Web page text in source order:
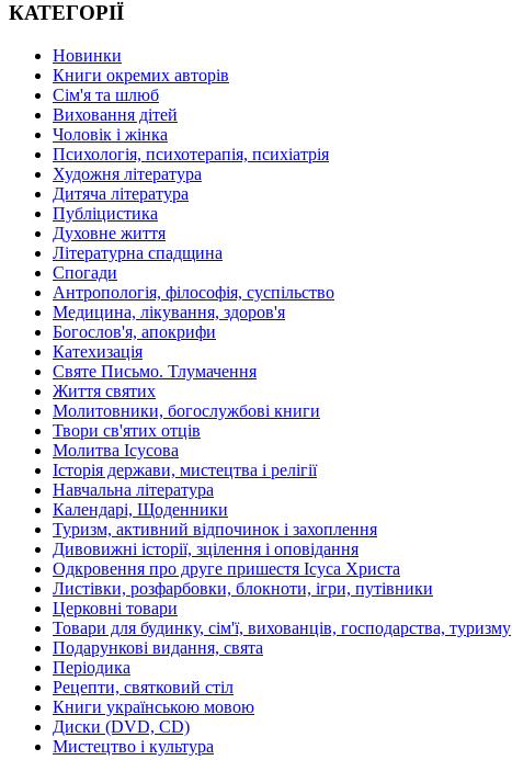
КАТЕГОРІЇ
Новинки
Книги окремих авторів
Сім'я та шлюб
Виховання дітей
Чоловік і жінка
Психологія, психотерапія, психіатрія
Художня література
Дитяча література
Публіцистика
Духовне життя
Літературна спадщина
Спогади
Антропологія, філософія, суспільство
Медицина, лікування, здоров'я
Богослов'я, апокрифи
Катехизація
Святе Письмо. Тлумачення
Життя святих
Молитовники, богослужбові книги
Твори св'ятих отців
Молитва Ісусова
Історія держави, мистецтва і релігії
Навчальна література
Календарі, Щоденники
Туризм, активний відпочинок і захоплення
Дивовижні історії, зцілення і оповідання
Одкровення про друге пришестя Ісуса Христа
Листівки, розфарбовки, блокноти, ігри, путівники
Церковні товари
Товари для будинку, сім'ї, вихованців, господарства, туризму
Подарункові видання, свята
Періодика
Рецепти, святковий стіл
Книги українською мовою
Диски (DVD, CD)
Мистецтво і культура